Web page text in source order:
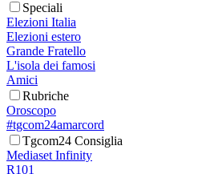
Speciali
Elezioni Italia
Elezioni estero
Grande Fratello
L'isola dei famosi
Amici
Rubriche
Oroscopo
#tgcom24amarcord
Tgcom24 Consiglia
Mediaset Infinity
R101